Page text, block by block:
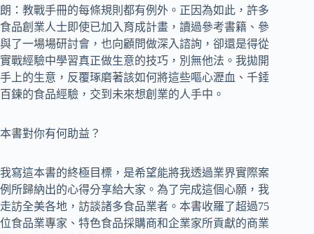
朗：教戰手冊的每條規則都有例外。正因為如此，許多
食品創業人士即使已加入育成計畫，讀過參考書籍、參
與了一場場研討會，也向顧問做深入諮詢，卻還是得從
實戰經驗中學習真正做生意的技巧，別無他法。我拋開
手上的生意，反覆琢磨著該如何將這些嘔心瀝血、千錘
百鍊的食品經驗，交到未來想創業的人手中。
本書對你有何助益？
我寫這本書的終極目標，是希望能將我透過業界實際案
例所歸納出的心得分享給大家。為了完成這個心願，我
走訪全美各地，訪談諸多食品業者。本書收羅了超過75
位食品業專家、特色食品採購商和企業家所貢獻的商業